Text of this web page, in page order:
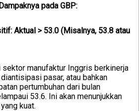
pada GBP:
Aktual > 53.0 (Misalnya, 53.8 atau
sektor manufaktur Inggris berkinerja
pasar, atau bahkan
pertumbuhan dari bulan
53.6. Ini akan menunjukkan
kuat.